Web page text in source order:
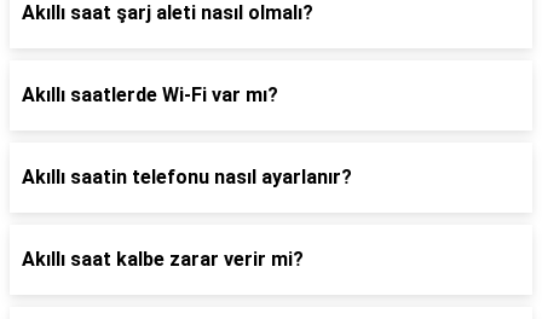
Akıllı saat şarj aleti nasıl olmalı?
Akıllı saatlerde Wi-Fi var mı?
Akıllı saatin telefonu nasıl ayarlanır?
Akıllı saat kalbe zarar verir mi?